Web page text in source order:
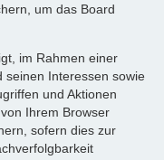
um das Board
im Rahmen einer
seinen Interessen sowie
und Aktionen
Ihrem Browser
sofern dies zur